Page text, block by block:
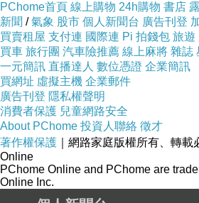
PChome首頁 線上購物 24h購物 書店
新聞 /氣象 股市 個人新聞台 廣告刊登
買賣租屋 支付連 國際連 Pi 拍錢包 旅遊
買車 旅行團 汽車險推薦 線上麻將 雜誌
一元簡訊 直播達人 數位憑證 企業簡訊
買網址 虛擬主機 企業郵件
廣告刊登 隱私權聲明
消費者保護 兒童網路安全
About PChome 投資人聯絡 徵才
著作權保護 ｜網路家庭版權所有、轉載
Online
PChome Online and PChome are
Online Inc.